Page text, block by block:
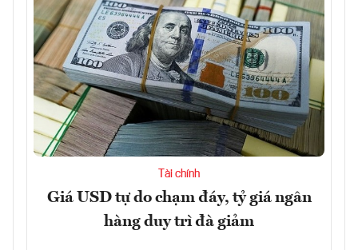
Tài chính
Giá USD tự do chạm đáy, tỷ giá ngân
hàng duy trì đà giảm